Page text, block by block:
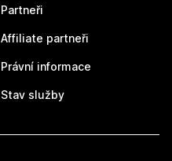
Partneři
Affiliate partneři
Právní informace
Stav služby